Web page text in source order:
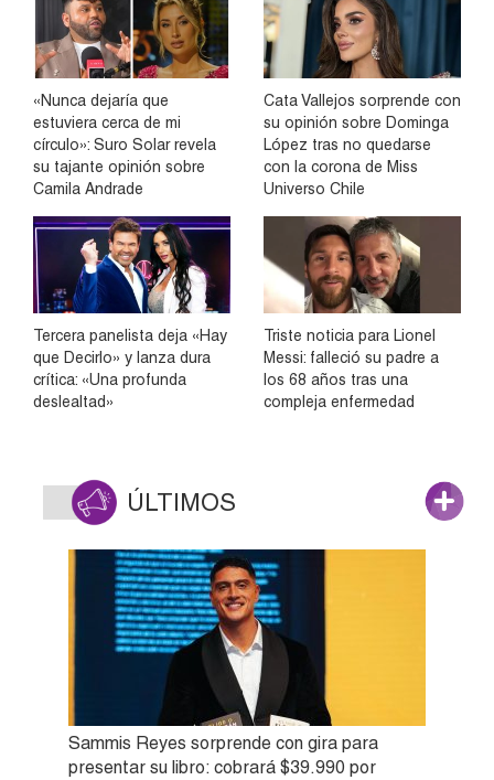
«Nunca dejaría que
estuviera cerca de mi
círculo»: Suro Solar revela
su tajante opinión sobre
Camila Andrade
Cata Vallejos sorprende con
su opinión sobre Dominga
López tras no quedarse
con la corona de Miss
Universo Chile
Tercera panelista deja «Hay
que Decirlo» y lanza dura
crítica: «Una profunda
deslealtad»
Triste noticia para Lionel
Messi: falleció su padre a
los 68 años tras una
compleja enfermedad
ÚLTIMOS
Sammis Reyes sorprende con gira para
presentar su libro: cobrará $39.990 por